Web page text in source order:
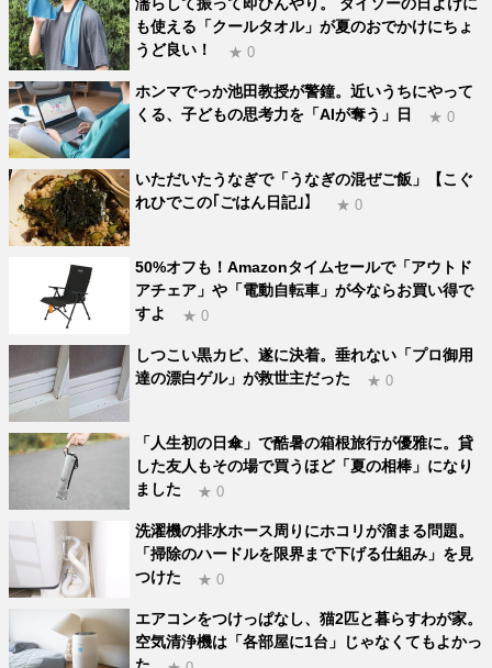
も使える「クールタオル」が夏のおでかけにちょ
うど良い！
★ 0
ホンマでっか池田教授が警鐘。近いうちにやって
くる、子どもの思考力を「AIが奪う」日
★ 0
いただいたうなぎで「うなぎの混ぜご飯」【こぐ
れひでこの｢ごはん日記｣】
★ 0
50%オフも！Amazonタイムセールで「アウトド
アチェア」や「電動自転車」が今ならお買い得で
すよ
★ 0
しつこい黒カビ、遂に決着。垂れない「プロ御用
達の漂白ゲル」が救世主だった
★ 0
「人生初の日傘」で酷暑の箱根旅行が優雅に。貸
した友人もその場で買うほど「夏の相棒」になり
ました
★ 0
洗濯機の排水ホース周りにホコリが溜まる問題。
「掃除のハードルを限界まで下げる仕組み」を見
つけた
★ 0
エアコンをつけっぱなし、猫2匹と暮らすわが家。
空気清浄機は「各部屋に1台」じゃなくてもよかっ